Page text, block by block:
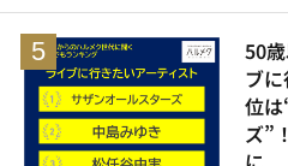
50
ブ
位
ズ”